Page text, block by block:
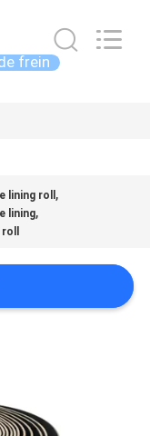
frein
lining roll ,
lining,